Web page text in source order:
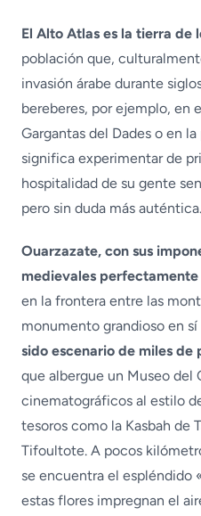
El Alto Atlas es la tierra de
población que,
invasión árabe durante
bereberes, por ejemplo, en
Gargantas del Dades o en
significa experimentar de
hospitalidad de su gente
pero sin duda más auténtica.
Ouarzazate, con sus
medievales
en la frontera entre las
monumento grandioso en
sido escenario de miles de
que albergue un Museo del
cinematográficos al estilo
tesoros como la Kasbah de
Tifoultote. A pocos
se encuentra el espléndido
estas flores impregnan el